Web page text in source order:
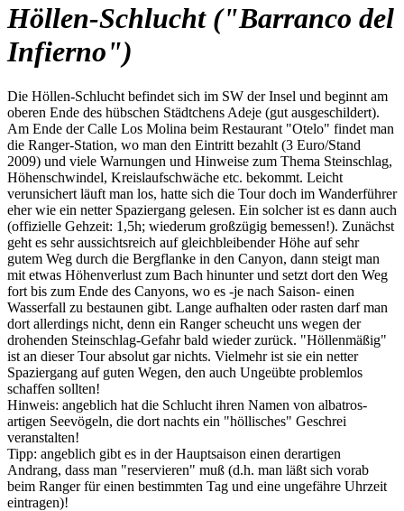
Höllen-Schlucht ("Barranco del
Infierno")
Die Höllen-Schlucht befindet sich im SW der Insel und beginnt am
oberen Ende des hübschen Städtchens Adeje (gut ausgeschildert).
Am Ende der Calle Los Molina beim Restaurant "Otelo" findet man
die Ranger-Station, wo man den Eintritt bezahlt (3 Euro/Stand
2009) und viele Warnungen und Hinweise zum Thema Steinschlag,
Höhenschwindel, Kreislaufschwäche etc. bekommt. Leicht
verunsichert läuft man los, hatte sich die Tour doch im Wanderführer
eher wie ein netter Spaziergang gelesen. Ein solcher ist es dann auch
(offizielle Gehzeit: 1,5h; wiederum großzügig bemessen!). Zunächst
geht es sehr aussichtsreich auf gleichbleibender Höhe auf sehr
gutem Weg durch die Bergflanke in den Canyon, dann steigt man
mit etwas Höhenverlust zum Bach hinunter und setzt dort den Weg
fort bis zum Ende des Canyons, wo es -je nach Saison- einen
Wasserfall zu bestaunen gibt. Lange aufhalten oder rasten darf man
dort allerdings nicht, denn ein Ranger scheucht uns wegen der
drohenden Steinschlag-Gefahr bald wieder zurück. "Höllenmäßig"
ist an dieser Tour absolut gar nichts. Vielmehr ist sie ein netter
Spaziergang auf guten Wegen, den auch Ungeübte problemlos
schaffen sollten!
Hinweis: angeblich hat die Schlucht ihren Namen von albatros-
artigen Seevögeln, die dort nachts ein "höllisches" Geschrei
veranstalten!
Tipp: angeblich gibt es in der Hauptsaison einen derartigen
Andrang, dass man "reservieren" muß (d.h. man läßt sich vorab
beim Ranger für einen bestimmten Tag und eine ungefähre Uhrzeit
eintragen)!